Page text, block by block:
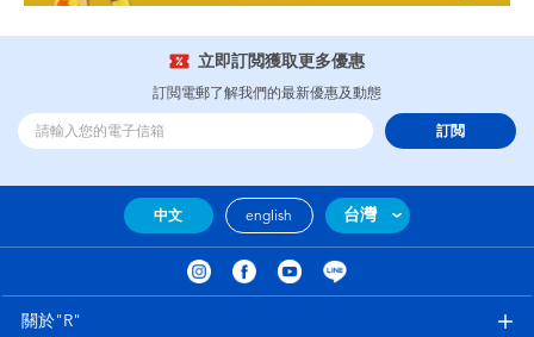
立即訂閲獲取更多優惠
訂閲電郵了解我們的最新優惠及動態
訂閲
中文 english 台灣
關於"R"